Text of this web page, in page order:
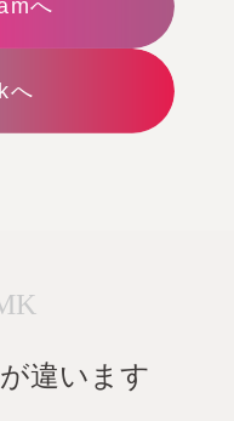
へ
へ
違います